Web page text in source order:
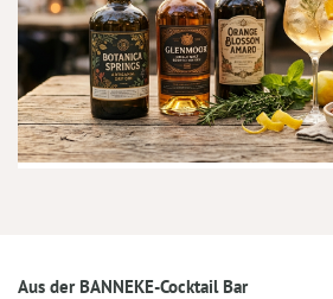
Aus der BANNEKE-Cocktail Bar